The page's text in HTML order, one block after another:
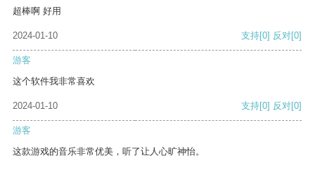
超棒啊 好用
2024-01-10 支持[0] 反对[0]
游客
这个软件我非常喜欢
2024-01-10 支持[0] 反对[0]
游客
这款游戏的音乐非常优美，听了让人心旷神怡。